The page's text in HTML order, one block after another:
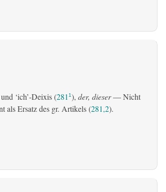
‘ich’-Deixis (281 1), der, dieser— Nicht
als Ersatz des gr. Artikels (281,2).